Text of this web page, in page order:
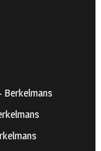
Berkelmans